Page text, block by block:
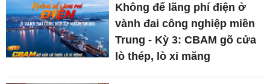
Không để lãng phí điện ở
vành đai công nghiệp miền
Trung - Kỳ 3: CBAM gõ cửa
lò thép, lò xi măng